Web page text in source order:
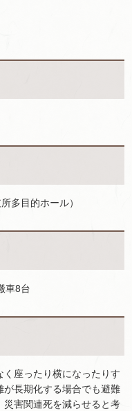
多目的ホール）
車8台
座ったり横になったりす
が長期化する場合でも避難
害関連死を減らせると考